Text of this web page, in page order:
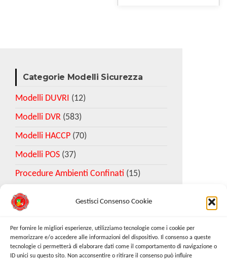
Gestisci Consenso Cookie
Per fornire le migliori esperienze, utilizziamo tecnologie come i cookie per
memorizzare e/o accedere alle informazioni del dispositivo. Il consenso a queste
tecnologie ci permetterà di elaborare dati come il comportamento di navigazione o
ID unici su questo sito. Non acconsentire o ritirare il consenso può influire
Categorie Modelli Sicurezza
Modelli DUVRI (12)
Modelli DVR (583)
Modelli HACCP (70)
Modelli POS (37)
Procedure Ambienti Confinati (15)
Richiedi Modello